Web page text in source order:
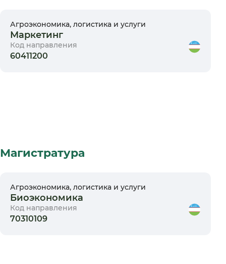
Агроэкономика, логистика и услуги
Маркетинг
Код направления
60411200
Магистратура
Агроэкономика, логистика и услуги
Биоэкономика
Код направления
70310109